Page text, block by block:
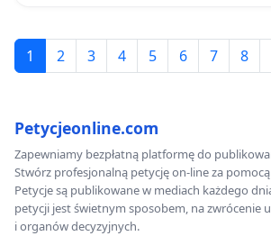
1 2 3 4 5 6 7 8
Petycjeonline.com
Zapewniamy bezpłatną platformę do
Stwórz profesjonalną petycję on-line za
Petycje są publikowane w mediach każdego
petycji jest świetnym sposobem, na zwrócenie
i organów decyzyjnych.